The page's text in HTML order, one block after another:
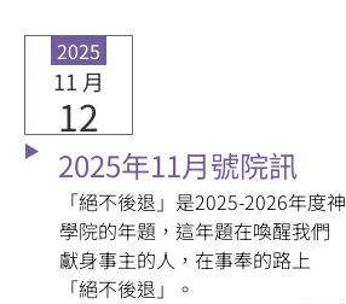
2025
11 月
12
2025年11月號院訊
「絕不後退」是2025-2026年度神
學院的年題，這年題在喚醒我們
獻身事主的人，在事奉的路上
「絕不後退」。